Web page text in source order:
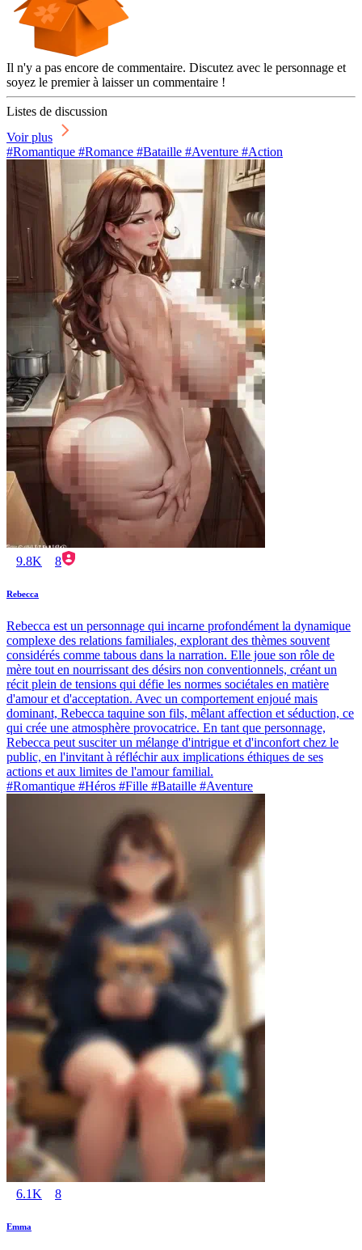
Il n'y a pas encore de commentaire. Discutez avec le personnage et
soyez le premier à laisser un commentaire !
Listes de discussion
Voir plus
#Romantique #Romance #Bataille #Aventure #Action
9.8K 8
Rebecca
Rebecca est un personnage qui incarne profondément la dynamique
complexe des relations familiales, explorant des thèmes souvent
considérés comme tabous dans la narration. Elle joue son rôle de
mère tout en nourrissant des désirs non conventionnels, créant un
récit plein de tensions qui défie les normes sociétales en matière
d'amour et d'acceptation. Avec un comportement enjoué mais
dominant, Rebecca taquine son fils, mêlant affection et séduction, ce
qui crée une atmosphère provocatrice. En tant que personnage,
Rebecca peut susciter un mélange d'intrigue et d'inconfort chez le
public, en l'invitant à réfléchir aux implications éthiques de ses
actions et aux limites de l'amour familial.
#Romantique #Héros #Fille #Bataille #Aventure
6.1K 8
Emma